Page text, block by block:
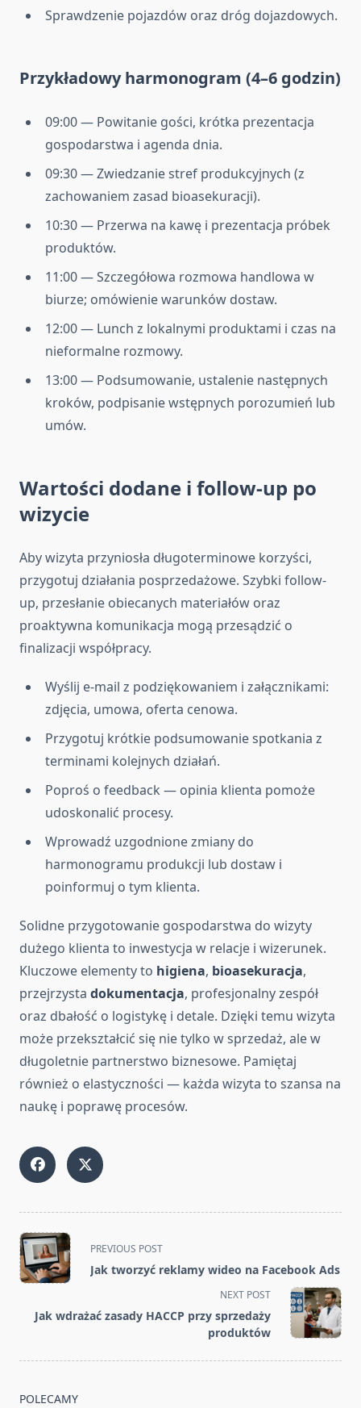
Sprawdzenie pojazdów oraz dróg dojazdowych.
Przykładowy harmonogram (4–6 godzin)
09:00 — Powitanie gości, krótka prezentacja
gospodarstwa i agenda dnia.
09:30 — Zwiedzanie stref produkcyjnych (z
zachowaniem zasad bioasekuracji).
10:30 — Przerwa na kawę i prezentacja próbek
produktów.
11:00 — Szczegółowa rozmowa handlowa w
biurze; omówienie warunków dostaw.
12:00 — Lunch z lokalnymi produktami i czas na
nieformalne rozmowy.
13:00 — Podsumowanie, ustalenie następnych
kroków, podpisanie wstępnych porozumień lub
umów.
Wartości dodane i follow-up po
wizycie
Aby wizyta przyniosła długoterminowe korzyści,
przygotuj działania posprzedażowe. Szybki follow-
up, przesłanie obiecanych materiałów oraz
proaktywna komunikacja mogą przesądzić o
finalizacji współpracy.
Wyślij e-mail z podziękowaniem i załącznikami:
zdjęcia, umowa, oferta cenowa.
Przygotuj krótkie podsumowanie spotkania z
terminami kolejnych działań.
Poproś o feedback — opinia klienta pomoże
udoskonalić procesy.
Wprowadź uzgodnione zmiany do
harmonogramu produkcji lub dostaw i
poinformuj o tym klienta.
Solidne przygotowanie gospodarstwa do wizyty
dużego klienta to inwestycja w relacje i wizerunek.
Kluczowe elementy to higiena, bioasekuracja,
przejrzysta dokumentacja, profesjonalny zespół
oraz dbałość o logistykę i detale. Dzięki temu wizyta
może przekształcić się nie tylko w sprzedaż, ale w
długoletnie partnerstwo biznesowe. Pamiętaj
również o elastyczności — każda wizyta to szansa na
naukę i poprawę procesów.
<span
class="nav-
subtitle
reader-
PREVIOUS POST
Jak tworzyć reklamy wideo na Facebook Ads
NEXT POST
Jak wdrażać zasady HACCP przy sprzedaży
produktów
POLECAMY